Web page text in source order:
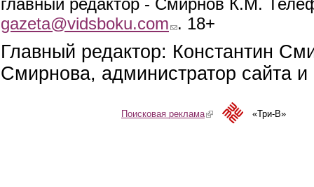
главный редактор - Смирнов К.М.
gazeta@vidsboku.com (link sends e-mail)
. 18+
Главный редактор: Константин
Смирнова, администратор сайта
Поисковая реклама(link is external)«Три-В»